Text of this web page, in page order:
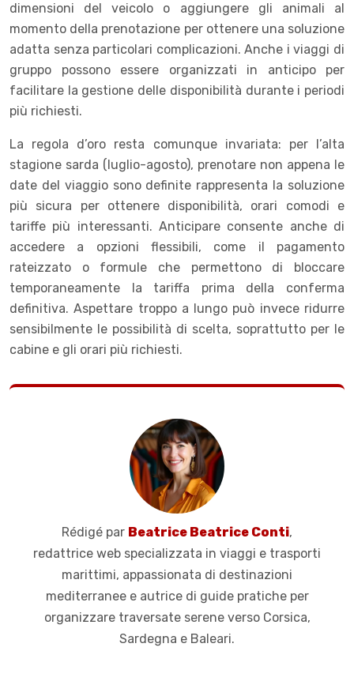
dimensioni del veicolo o aggiungere gli animali al
momento della prenotazione per ottenere una soluzione
adatta senza particolari complicazioni. Anche i viaggi di
gruppo possono essere organizzati in anticipo per
facilitare la gestione delle disponibilità durante i periodi
più richiesti.
La regola d’oro resta comunque invariata: per l’alta
stagione sarda (luglio-agosto), prenotare non appena le
date del viaggio sono definite rappresenta la soluzione
più sicura per ottenere disponibilità, orari comodi e
tariffe più interessanti. Anticipare consente anche di
accedere a opzioni flessibili, come il pagamento
rateizzato o formule che permettono di bloccare
temporaneamente la tariffa prima della conferma
definitiva. Aspettare troppo a lungo può invece ridurre
sensibilmente le possibilità di scelta, soprattutto per le
cabine e gli orari più richiesti.
Rédigé par Beatrice Beatrice Conti,
redattrice web specializzata in viaggi e trasporti
marittimi, appassionata di destinazioni
mediterranee e autrice di guide pratiche per
organizzare traversate serene verso Corsica,
Sardegna e Baleari.